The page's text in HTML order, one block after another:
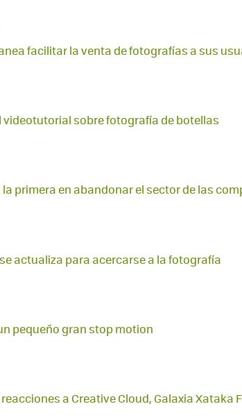
facilitar la venta de fotografías a sus
videotutorial sobre fotografía de botellas
la primera en abandonar el sector de las
actualiza para acercarse a la fotografía
pequeño gran stop motion
a Creative Cloud, Galaxia Xataka